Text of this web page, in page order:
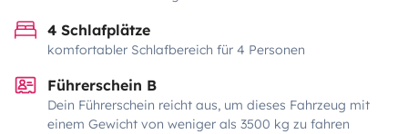
4 Schlafplätze
komfortabler Schlafbereich für 4 Personen
Führerschein B
Dein Führerschein reicht aus, um dieses Fahrzeug mit
einem Gewicht von weniger als 3500 kg zu fahren